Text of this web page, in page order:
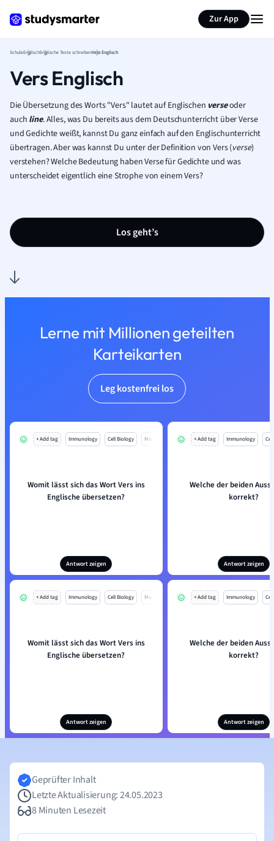
Zur App
SchuleEnglischEnglische Texte schreibenVers Englisch
Vers Englisch
Die Übersetzung des Worts "Vers" lautet auf Englischen verseoder
auch line. Alles, was Du bereits aus dem Deutschunterricht über Verse
und Gedichte weißt, kannst Du ganz einfach auf den Englischunterricht
übertragen. Aber was kannst Du unter der Definition von Vers (verse)
verstehen? Welche Bedeutung haben Verse für Gedichte und was
unterscheidet eigentlich eine Strophe von einem Vers?
Los geht’s
Lerne mit Millionen geteilten
Karteikarten
Leg kostenfrei los
+ Add tag Immunology Cell Biology Mo
Womit lässt sich das Wort Vers ins
Englische übersetzen?
Antwort zeigen
+ Add tag Immunology
Welche der beiden
korrekt?
Antwort zeigen
+ Add tag Immunology Cell Biology Mo
Womit lässt sich das Wort Vers ins
Englische übersetzen?
Antwort zeigen
+ Add tag Immunology
Welche der beiden
korrekt?
Antwort zeigen
Seite zusammenfassen
Geprüfter Inhalt
Letzte Aktualisierung: 24.05.2023
8 Minuten Lesezeit